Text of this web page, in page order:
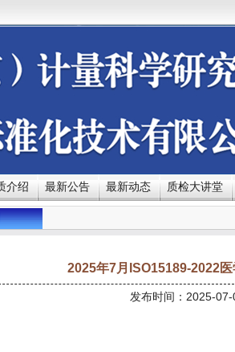
介绍 最新公告 最新动态 质检大讲堂
2025年7月ISO15189-2022
发布时间：2025-